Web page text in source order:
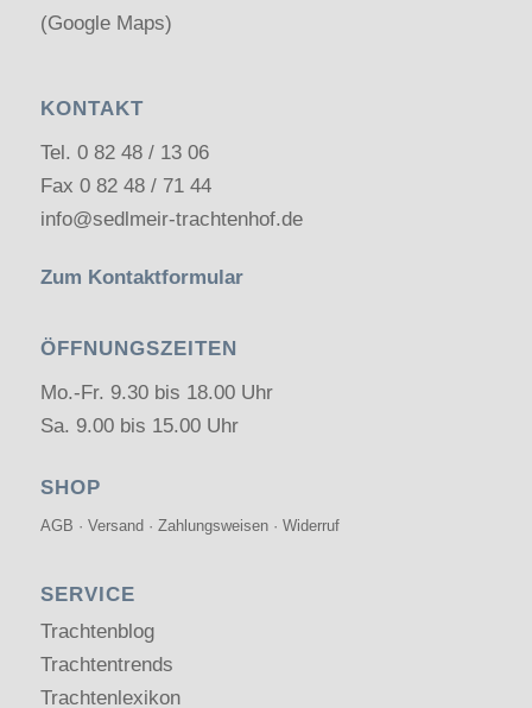
(Google Maps)
KONTAKT
Tel. 0 82 48 / 13 06
Fax 0 82 48 / 71 44
info@sedlmeir-trachtenhof.de
Zum Kontaktformular
ÖFFNUNGSZEITEN
Mo.-Fr. 9.30 bis 18.00 Uhr
Sa. 9.00 bis 15.00 Uhr
SHOP
AGB · Versand · Zahlungsweisen· Widerruf
SERVICE
Trachtenblog
Trachtentrends
Trachtenlexikon